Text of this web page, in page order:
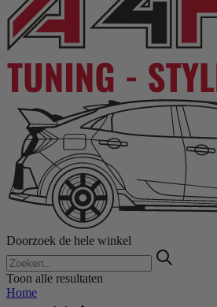
Doorzoek de hele winkel
Toon alle resultaten
Home